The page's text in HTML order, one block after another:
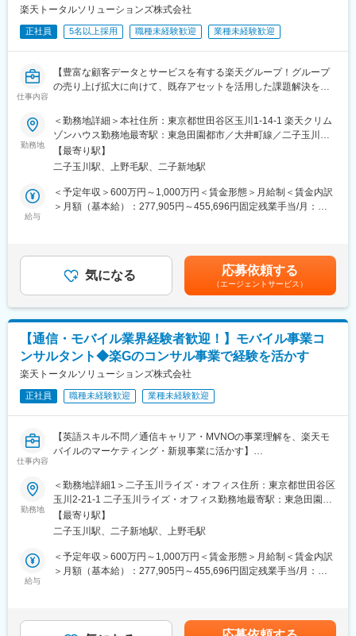
変更の範囲：会社の定める業務
・現場への運用定着支援
・経営層への提案およびレポーティング
■チーム構成：
デジタル推進部 部長1名
└ ビジネスDX課：マネージャー（今回募集するポジション）
※新設組織のため、今後の組織づくりにも主体的に関わっていただ
■使用ツール：
Slack、Google Workspace、Salesforce、ChatGPT、Claude、
Gemini、Genspark など
■ポジションの魅力：
◎AI・DXを事業成果に直結できる
新設組織の中核として、課題発見から企画・実装・運用まで主体
的にリードできます。
◎事業会社ならではのDX経験が積める
企画だけでなく、現場への定着や成果創出まで一気通貫で関われ
ます。
◎AI活用の最前線テーマに挑戦できる
AIプライシング、AIエージェント、データ基盤構築、業務自動化
など幅広いテーマを推進できます。
◎事業理解の深い執行役員直下
営業・査定・海外事業・展示場統括など幅広い経験を持つ執行役
変更の範囲：会社の定める業務
楽天トータルソリューションズ株式会社
正社員 5名以上採用 職種未経験歓迎 業種未経験歓迎
仕事内容
【豊富な顧客データとサービスを有する楽天グループ！グループ
の売り上げ拡大に向けて、既存アセットを活用した課題解決をお
■お任せする業務内容：
楽天グループ内外の課題解決を担うコンサルティング事業部の立
ち上げフェーズで、プロジェクトメンバーとしてお迎えします。
例えば以下のような案件で、楽天グループの事業成長をより加速
させるための課題特定や実行支援、効果測定をコンサルタントと
して担っていただきます。
※上記はあくまで一例です。扱う・配属する案件はその時々により
変動いたします。
うコンサルタントへ未経験からキャリアチェンジが可能！
◎日常生活にある様々な楽天サービスが対象。誰が使っているか
／どんな価値のあるサービスか、が分かりやすいからこそ介在し
た手ごたえを感じられる！
◎ゆくゆくは外販も予定しており、グループ内の課題解決にとど
まらず、社外クライアントを動かす経験も積める！
■キャリアパス
・スピード昇格：年功序列ではなく、成果とスキル次第で2～3年
でシニアマネージャーやディレクターへ昇格可能
開発担当へのキャリアチェンジ
・グループ横断のキャリア：RTS内の他部門（セールス、ロジス
ティクス、ブランド戦略）や楽天グループ全体への異動も可能
当社は2023年2月に設立された楽天グループ100％出資の新会社
で、グループ内外の事業に対し、戦略立案から業務実行、運営、
勤務地
＜勤務地詳細＞本社住所：東京都世田谷区玉川1-14-1 楽天クリム
ゾンハウス勤務地最寄駅：東急田園都市／大井町線／二子玉川駅
受動喫煙対策：屋内全面禁煙変更の範囲：会社の定める事業所
（リモートワーク含む）
【最寄り駅】
二子玉川駅、上野毛駅、二子新地駅
給与
＜予定年収＞600万円～1,000万円＜賃金形態＞月給制＜賃金内訳
＞月額（基本給）：277,905円～455,696円固定残業手当/月：
想定年収は目安であり、ご経験・スキルに応じて上下する可能性
があります。■昇給…年2回 (1月・7月)■賞与…年2回 (6月・12月)
賃金はあくまでも目安の金額であり、選考を通じて上下する可能
性があります。月給(月額)は固定手当を含めた表記です。
気になる 応募依頼する
（エージェントサービス）
【通信・モバイル業界経験者歓迎！】モバイル事業コ
ンサルタント◆楽Gのコンサル事業で経験を活かす
楽天トータルソリューションズ株式会社
正社員 職種未経験歓迎 業種未経験歓迎
仕事内容
【英語スキル不問／通信キャリア・MVNOの事業理解を、楽天モ
バイルのマーケティング・新規事業に活かす】
策定からオペレーション実行まで一気通貫のサービスを提供して
います。
今回はコンサルティング事業部の立ち上げに際し、通信キャリ
ア・MVNOの事業の知見をお持ちの方を歓迎いたします！
これまでのご経験を楽天グループの幅広いサービスで発揮してい
ただけます◎
■業務概要
・クライアント対応：ヒアリング、課題整理、報告書作成
勤務地
＜勤務地詳細1＞二子玉川ライズ・オフィス住所：東京都世田谷区
玉川2-21-1 二子玉川ライズ・オフィス勤務地最寄駅：東急田園都
市、東急大井町線／二子玉川駅受動喫煙対策：屋内喫煙可能場所
あり＜勤務地詳細2＞本社住所：東京都世田谷区玉川1-14-1 楽天
玉川駅受動喫煙対策：屋内全面禁煙変更の範囲：会社の定める事
業所（リモートワーク含む）
【最寄り駅】
二子玉川駅、二子新地駅、上野毛駅
給与
＜予定年収＞600万円～1,000万円＜賃金形態＞月給制＜賃金内訳
＞月額（基本給）：277,905円～455,696円固定残業手当/月：
想定年収は目安であり、ご経験・スキルに応じて上下する可能性